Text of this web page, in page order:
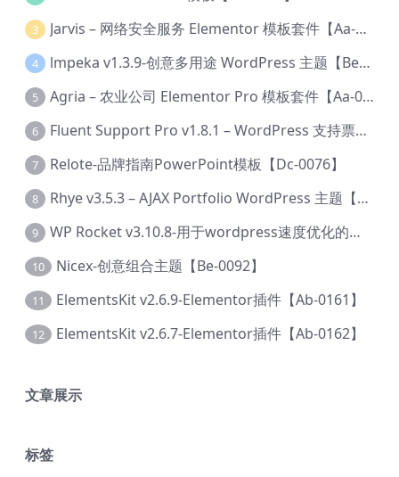
3 Jarvis – 网络安全服务 Elementor 模板套件【Aa-0035】
4 lmpeka v1.3.9-创意多用途 WordPress 主题【Be-0064】
5 Agria – 农业公司 Elementor Pro 模板套件【Aa-0003】
6 Fluent Support Pro v1.8.1 – WordPress 支持票务系统【Cc-0041】
7 Relote-品牌指南PowerPoint模板【Dc-0076】
8 Rhye v3.5.3 – AJAX Portfolio WordPress 主题【Bi-0049】
9 WP Rocket v3.10.8-用于wordpress速度优化的缓存加速插件【Cd-0019】
10 Nicex-创意组合主题【Be-0092】
11 ElementsKit v2.6.9-Elementor插件【Ab-0161】
12 ElementsKit v2.6.7-Elementor插件【Ab-0162】
文章展示
标签